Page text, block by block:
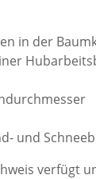
in der
und
verfügt